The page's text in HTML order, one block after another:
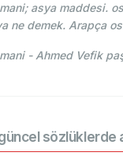
asya maddesi.
ne demek. Arapça
sözlüklerde